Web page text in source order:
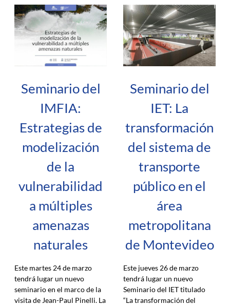
Seminario del
IMFIA:
Estrategias de
modelización
de la
vulnerabilidad
a múltiples
amenazas
naturales
Este martes 24 de marzo
tendrá lugar un nuevo
seminario en el marco de la
visita de Jean-Paul Pinelli. La
Seminario del
IET: La
transformación
del sistema de
transporte
público en el
área
metropolitana
de Montevideo
Este jueves 26 de marzo
tendrá lugar un nuevo
Seminario del IET titulado
“La transformación del